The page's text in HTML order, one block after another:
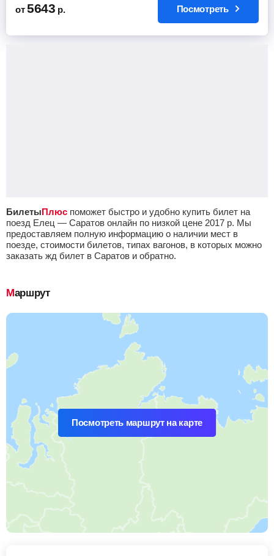
от5643 р. Посмотреть
БилетыПлюс поможет быстро и удобно купить билет на
поезд Елец — Саратов онлайн по низкой цене 2017 р. Мы
предоставляем полную информацию о наличии мест в
поезде, стоимости билетов, типах вагонов, в которых можно
заказать жд билет в Саратов и обратно.
Маршрут
Посмотреть маршрут на карте